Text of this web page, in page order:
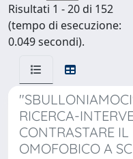
Risultati 1 - 20 di 152
(tempo di esecuzione:
0.049 secondi).
RICERCA-
CONTRASTARE
OMOFOBICO A